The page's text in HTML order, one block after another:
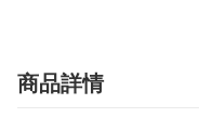
商品詳情